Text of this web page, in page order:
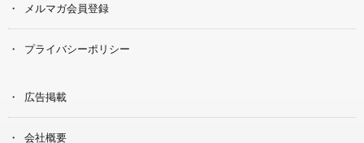
メルマガ会員登録
プライバシーポリシー
広告掲載
会社概要